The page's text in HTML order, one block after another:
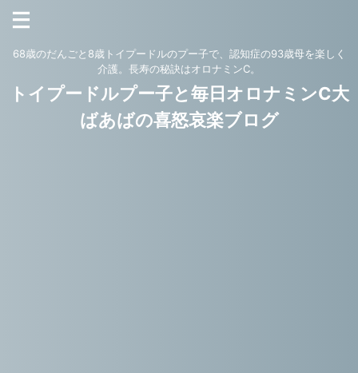
68歳のだんごと8歳トイプードルのプー子で、認知症の93歳母を楽しく
介護。長寿の秘訣はオロナミンC。
トイプードルプー子と毎日オロナミンC大
ばあばの喜怒哀楽ブログ